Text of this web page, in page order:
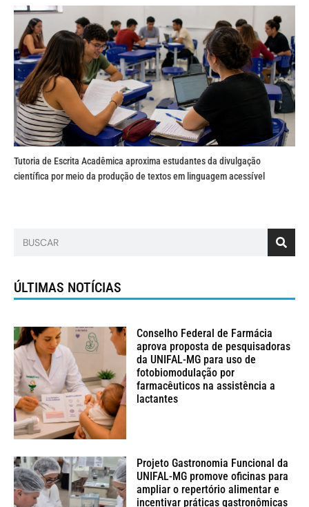
Tutoria de Escrita Acadêmica aproxima estudantes da divulgação
científica por meio da produção de textos em linguagem acessível
ÚLTIMAS NOTÍCIAS
Conselho Federal de Farmácia
aprova proposta de pesquisadoras
da UNIFAL-MG para uso de
fotobiomodulação por
farmacêuticos na assistência a
lactantes
Projeto Gastronomia Funcional da
UNIFAL-MG promove oficinas para
ampliar o repertório alimentar e
incentivar práticas gastronômicas